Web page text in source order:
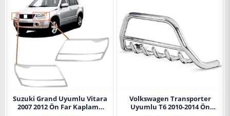
Suzuki Grand Uyumlu Vitara
2007 2012 Ön Far Kaplama
Volkswagen Transporter
Uyumlu T6 2010-2014 Ön